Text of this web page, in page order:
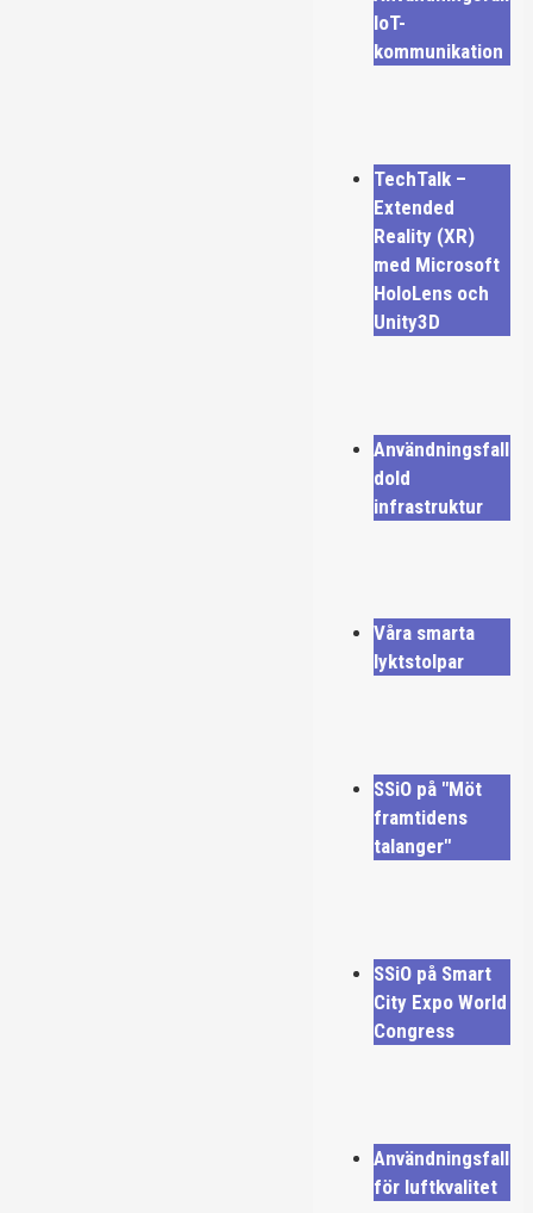
IoT-
kommunikation
TechTalk –
Extended
Reality (XR)
med Microsoft
HoloLens och
Unity3D
Användningsfall
dold
infrastruktur
Våra smarta
lyktstolpar
SSiO på "Möt
framtidens
talanger"
SSiO på Smart
City Expo World
Congress
Användningsfall
för luftkvalitet